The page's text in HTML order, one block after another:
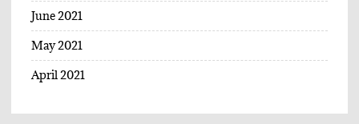
June 2021
May 2021
April 2021